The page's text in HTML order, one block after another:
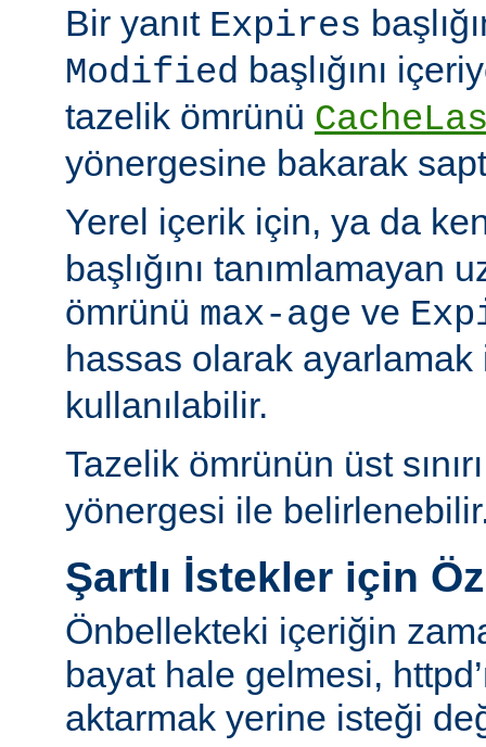
Bir yanıt Expires
Modified başlığını
tazelik ömrünü
yönergesine bakarak
Yerel içerik için, ya da
başlığını tanımlamayan
ömrünü max-age ve
hassas olarak
kullanılabilir.
Tazelik ömrünün üst
yönergesi ile
Şartlı İstekler için
Önbellekteki içeriğin
bayat hale gelmesi,
aktarmak yerine isteği